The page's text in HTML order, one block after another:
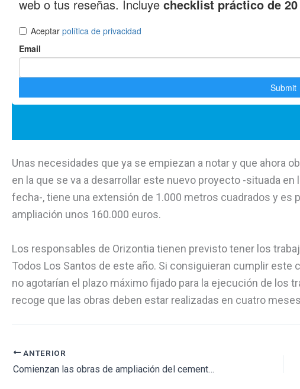
Unas necesidades que ya se empiezan a notar y que ahora
en la que se va a desarrollar este nuevo proyecto -situada
fecha-, tiene una extensión de 1.000 metros cuadrados y es
ampliación unos 160.000 euros.
Los responsables de Orizontia tienen previsto tener los
Todos Los Santos de este año. Si consiguieran cumplir
no agotarían el plazo máximo fijado para la ejecución de los
recoge que las obras deben estar realizadas en cuatro
ANTERIOR
Comienzan las obras de ampliación del cementerio de Loja, con una inversión de 100.000 euros